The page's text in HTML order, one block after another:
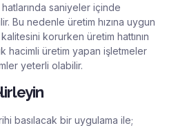
saniyeler içinde
Bu nedenle üretim hızına uygun
korurken üretim hattının
hacimli üretim yapan işletmeler
yeterli olabilir.
basılacak bir uygulama ile;